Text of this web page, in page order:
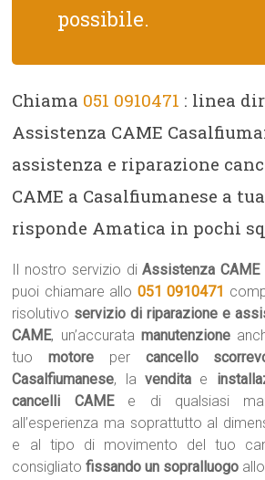
possibile.
Chiama 051 0910471 : linea
Assistenza CAME
assistenza e riparazione
CAME a Casalfiumanese a
risponde Amatica in pochi
Il nostro servizio diAssistenza CAME
puoi chiamare allo 051 0910471
risolutivo servizio di riparazione e
CAME, un’accurata manutenzione
tuomotore per cancello
Casalfiumanese, lavendita e
cancelli CAMEe di qualsiasi
all’esperienza ma soprattutto al
e al tipo di movimento del tuo
consigliatofissando un sopralluogo